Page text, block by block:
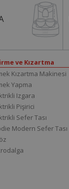
ve Kızartma
Kızartma Makinesi
Yapma
Izgara
Pişirici
Sefer Tası
Modern Sefer Tası